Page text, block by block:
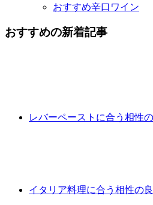
おすすめ辛口ワイン
おすすめの新着記事
レバーペーストに合う相性
イタリア料理に合う相性の